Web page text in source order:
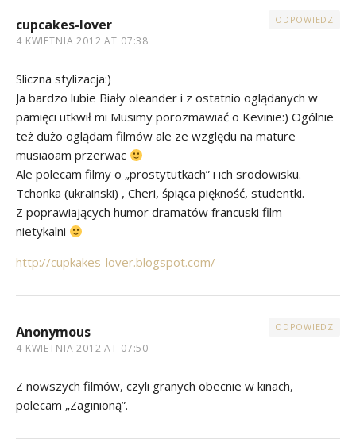
cupcakes-lover
4 KWIETNIA 2012 AT 07:38
ODPOWIEDZ
Sliczna stylizacja:)
Ja bardzo lubie Biały oleander i z ostatnio oglądanych w
pamięci utkwił mi Musimy porozmawiać o Kevinie:) Ogólnie
też dużo oglądam filmów ale ze względu na mature
musiaoam przerwac
Ale polecam filmy o „prostytutkach” i ich srodowisku.
Tchonka (ukrainski) , Cheri, śpiąca piękność, studentki.
Z poprawiających humor dramatów francuski film –
nietykalni
http://cupkakes-lover.blogspot.com/
Anonymous
4 KWIETNIA 2012 AT 07:50
ODPOWIEDZ
Z nowszych filmów, czyli granych obecnie w kinach,
polecam „Zaginioną”.